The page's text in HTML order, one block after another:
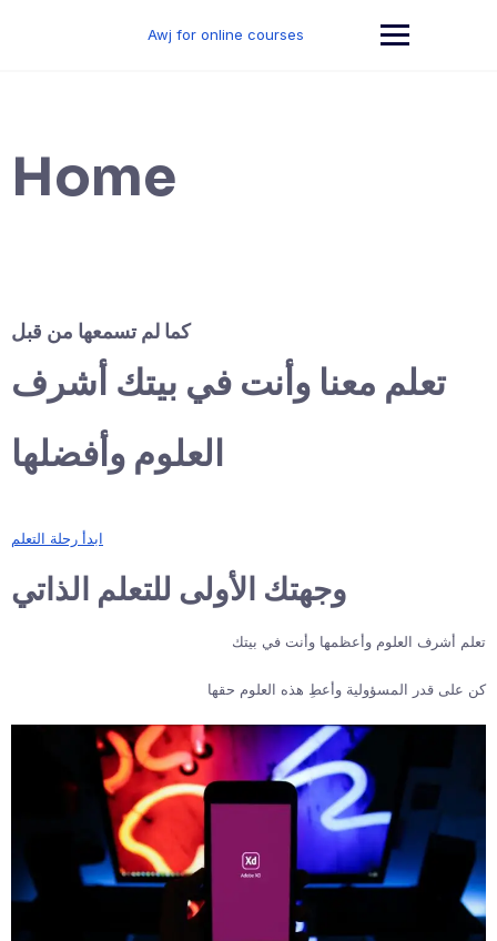
Awj for online courses
Home
كما لم تسمعها من قبل
تعلم معنا وأنت في بيتك أشرف
العلوم وأفضلها
ابدأ رحلة التعلم
وجهتك الأولى للتعلم الذاتي
تعلم أشرف العلوم وأعظمها وأنت في بيتك
كن على قدر المسؤولية وأعطِ هذه العلوم حقها